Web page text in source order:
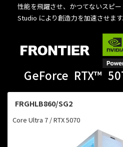
性能を飛躍させ、かつてないスピ
Studio により創造力を加速させます
GeForce RTX™
FRGHLB860/SG2
Core Ultra 7 / RTX 5070